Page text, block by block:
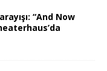
“And Now